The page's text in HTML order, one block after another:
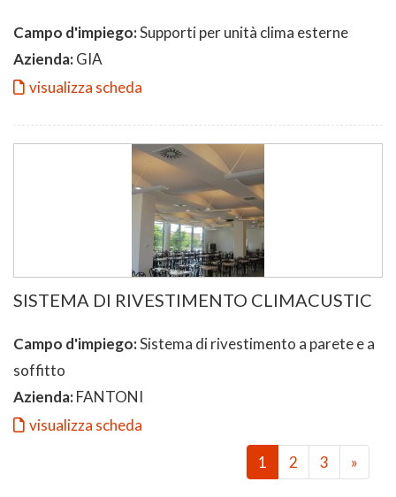
Campo d'impiego:Supporti per unità clima esterne
Azienda:GIA
visualizza scheda
SISTEMA DI RIVESTIMENTO CLIMACUSTIC
Campo d'impiego:Sistema di rivestimento a parete e a
soffitto
Azienda:FANTONI
visualizza scheda
1
2 3 »